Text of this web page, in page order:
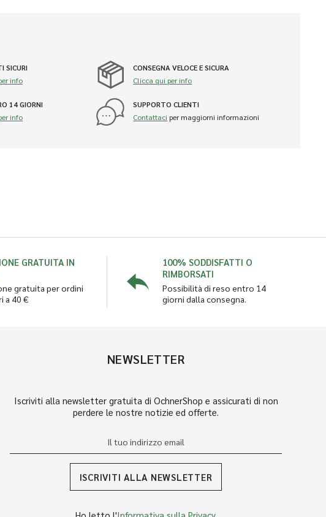
SICURI
info
CONSEGNA VELOCE E SICURA
Clicca qui per info
14 GIORNI
info
SUPPORTO CLIENTI
Contattaci per maggiorni informazioni
GRATUITA IN
gratuita per ordini
a 40 €
100% SODDISFATTI O
RIMBORSATI
Possibilità di reso entro 14
giorni dalla consegna.
NEWSLETTER
Iscriviti alla newsletter gratuita di OchnerShop e assicurati di non
perdere le nostre notizie ed offerte.
ISCRIVITI ALLA NEWSLETTER